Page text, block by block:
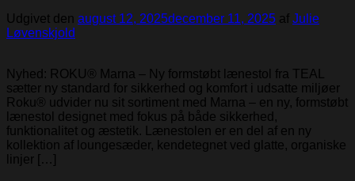
Udgivet den august 12, 2025december 11, 2025 af Julie
Løvenskjold
Nyhed: ROKU® Marna – Ny formstøbt lænestol fra TEAL
sætter ny standard for sikkerhed og komfort i udsatte miljøer
Roku® udvider nu sit sortiment med Marna – en ny, formstøbt
lænestol designet med fokus på både sikkerhed,
funktionalitet og æstetik. Lænestolen er en del af en ny
kollektion af loungesæder, kendetegnet ved glatte, organiske
linjer […]